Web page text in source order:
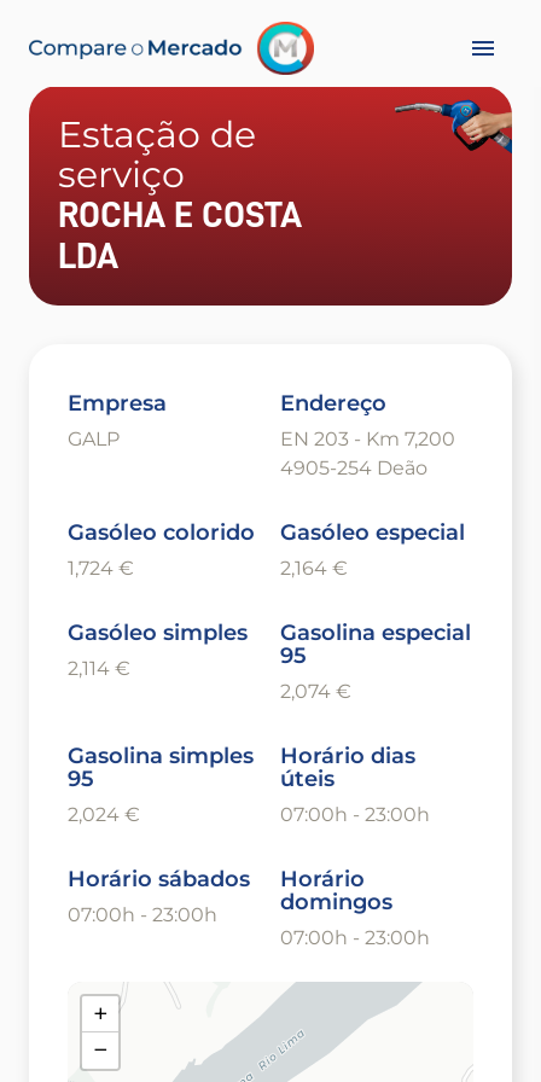
Estação de
serviço
ROCHA E COSTA
LDA
Empresa
GALP
Endereço
EN 203 - Km 7,200
4905-254 Deão
Gasóleo colorido
1,724 €
Gasóleo especial
2,164 €
Gasóleo simples
2,114 €
Gasolina especial
95
2,074 €
Gasolina simples
95
2,024 €
Horário dias
úteis
07:00h - 23:00h
Horário sábados
07:00h - 23:00h
Horário
domingos
07:00h - 23:00h
+
−